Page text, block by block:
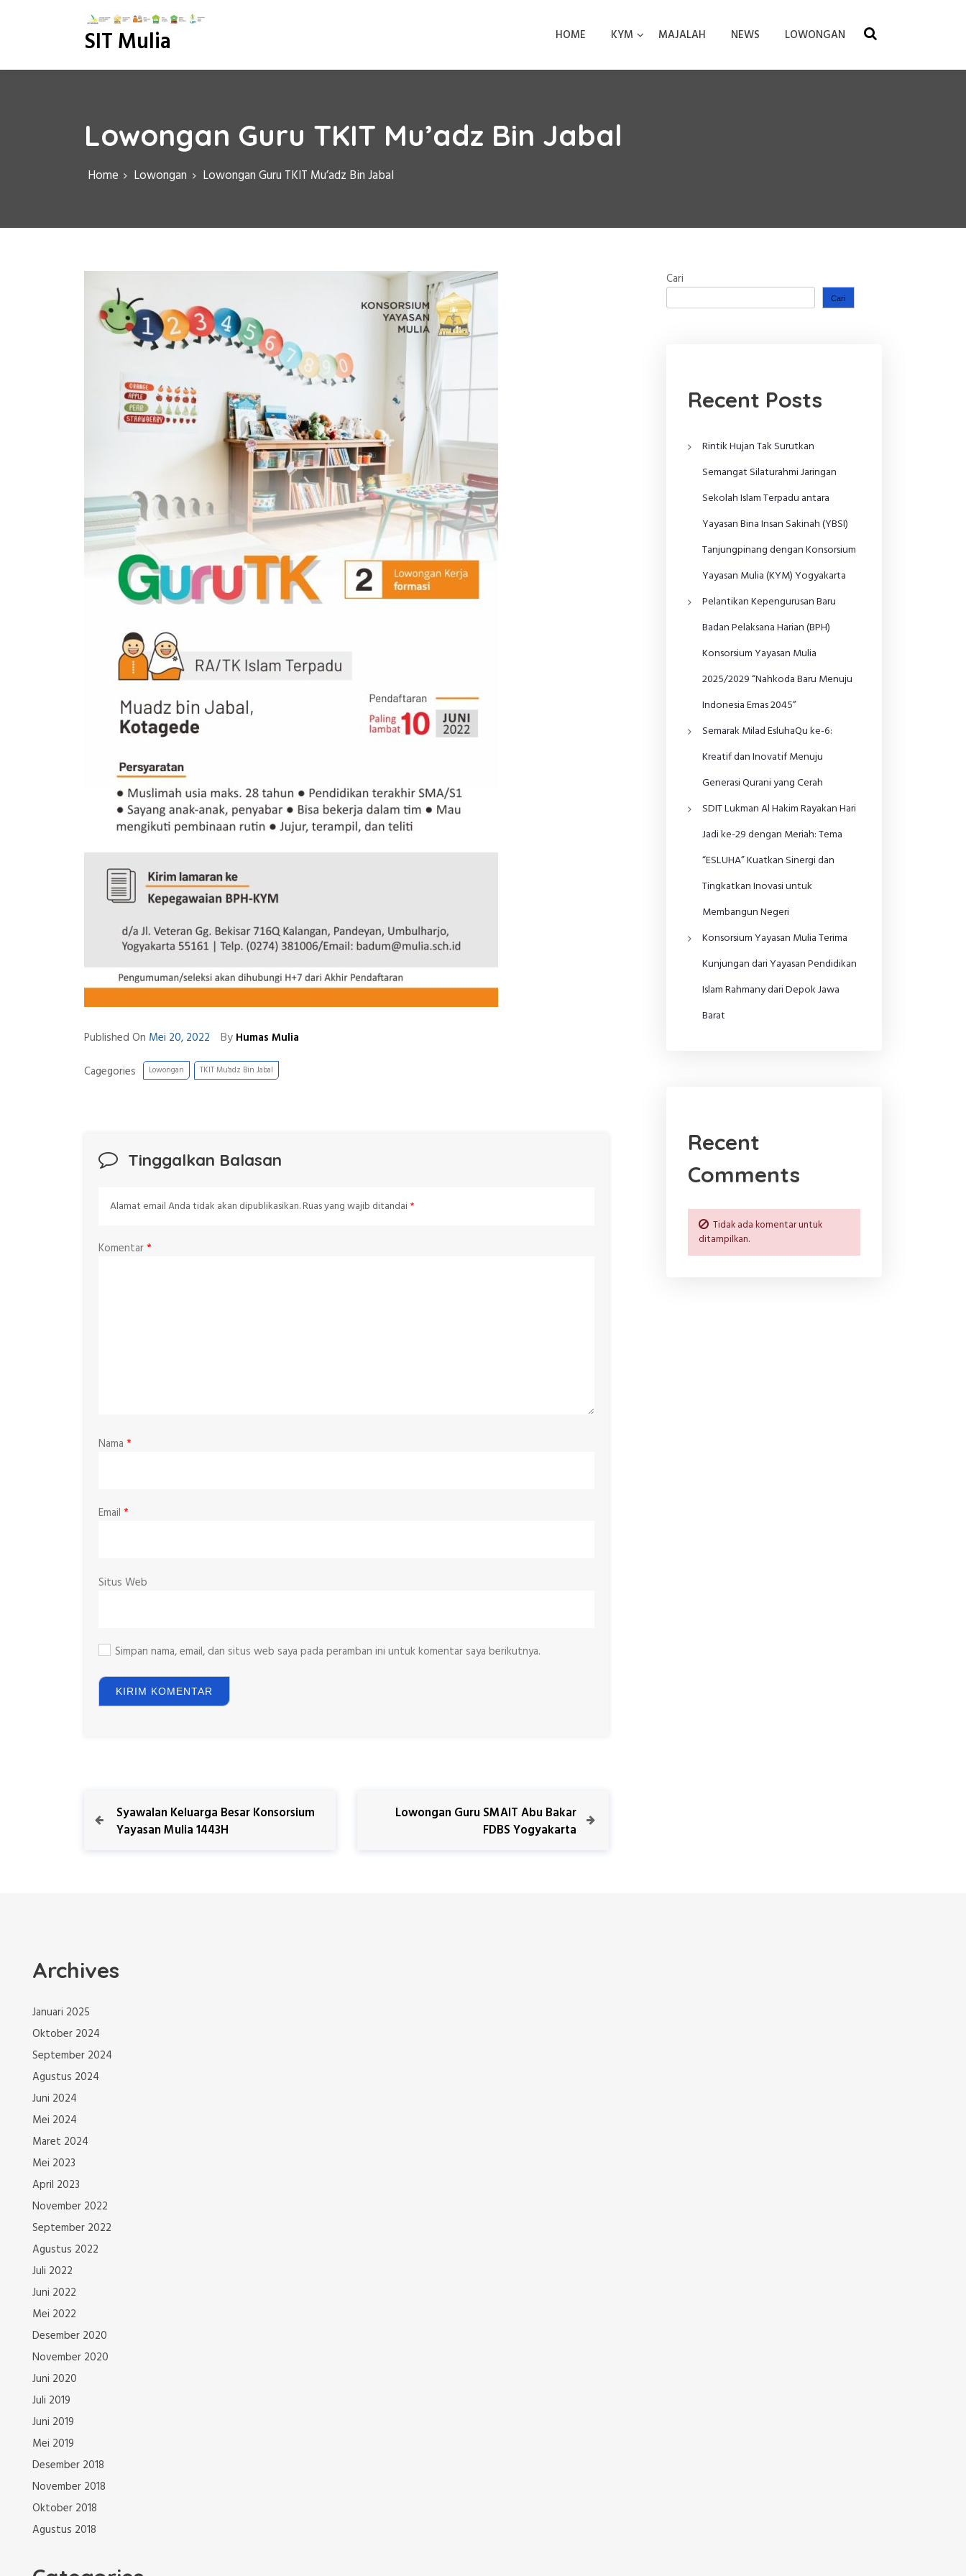
t
SIT Mulia HOME KYM MAJALAH NEWS LOWONGAN
Lowongan Guru TKIT Mu’adz Bin Jabal
Home Lowongan Lowongan Guru TKIT Mu’adz Bin Jabal
Published On Mei 20, 2022 By Humas Mulia
Cagegories
Lowongan TKIT Mu'adz Bin Jabal
Tinggalkan Balasan
Alamat email Anda tidak akan dipublikasikan.Ruas yang wajib ditandai*
Komentar*
Nama *
Email *
Situs Web
Simpan nama, email, dan situs web saya pada peramban ini untuk komentar saya berikutnya.
a
i
p
P
r
v
s
t
Syawalan Keluarga Besar Konsorsium
Yayasan Mulia 1443H
t
Lowongan Guru SMAIT Abu Bakar
FDBS Yogyakarta
Cari
Cari
Recent Posts
Rintik Hujan Tak Surutkan
Semangat Silaturahmi Jaringan
Sekolah Islam Terpadu antara
Yayasan Bina Insan Sakinah (YBSI)
Tanjungpinang dengan Konsorsium
Yayasan Mulia (KYM) Yogyakarta
Pelantikan Kepengurusan Baru
Badan Pelaksana Harian (BPH)
Konsorsium Yayasan Mulia
2025/2029 “Nahkoda Baru Menuju
Indonesia Emas 2045”
Semarak Milad EsluhaQu ke-6:
Kreatif dan Inovatif Menuju
Generasi Qurani yang Cerah
SDIT Lukman Al Hakim Rayakan Hari
Jadi ke-29 dengan Meriah: Tema
“ESLUHA” Kuatkan Sinergi dan
Tingkatkan Inovasi untuk
Membangun Negeri
Konsorsium Yayasan Mulia Terima
Kunjungan dari Yayasan Pendidikan
Islam Rahmany dari Depok Jawa
Barat
Recent
Comments
Tidak ada komentar untuk
ditampilkan.
Archives
Januari 2025
Oktober 2024
September 2024
Agustus 2024
Juni 2024
Mei 2024
Maret 2024
Mei 2023
April 2023
November 2022
September 2022
Agustus 2022
Juli 2022
Juni 2022
Mei 2022
Desember 2020
November 2020
Juni 2020
Juli 2019
Juni 2019
Mei 2019
Desember 2018
November 2018
Oktober 2018
Agustus 2018